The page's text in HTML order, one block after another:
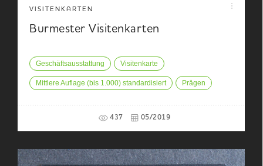
VISITENKARTEN
Burmester Visitenkarten
Geschäftsausstattung Visitenkarte
Mittlere Auflage (bis 1.000) standardisiert Prägen
437 05/2019